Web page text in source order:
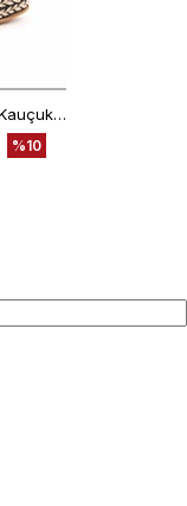
Espadrilles Kadın Tekstil Kauçuk Taban Negro Sandalet
%10